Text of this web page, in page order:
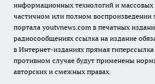
информационных технологий и
частичном или полном воспроизведении
портала youtvnews.com в печатных
радиосообщениях ссылка на издание
в Интернет-изданиях прямая гиперссылка
противном случае будут применены
авторских и смежных правах.